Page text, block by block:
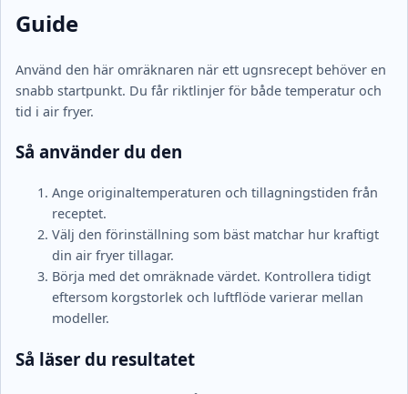
Guide
Använd den här omräknaren när ett ugnsrecept behöver en
snabb startpunkt. Du får riktlinjer för både temperatur och
tid i air fryer.
Så använder du den
Ange originaltemperaturen och tillagningstiden från
receptet.
Välj den förinställning som bäst matchar hur kraftigt
din air fryer tillagar.
Börja med det omräknade värdet. Kontrollera tidigt
eftersom korgstorlek och luftflöde varierar mellan
modeller.
Så läser du resultatet